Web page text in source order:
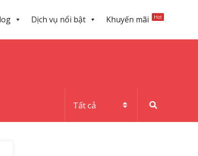
Dịch vụ nổi bật Khuyến mãi Hot